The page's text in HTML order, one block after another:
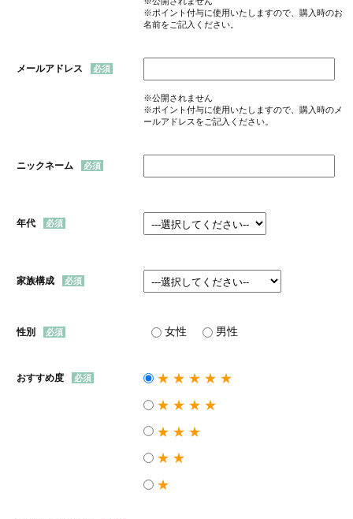
※ポイント付与に使用いたしますので、購入時のお
名前をご記入ください。
メールアドレス
※公開されません
※ポイント付与に使用いたしますので、購入時のメ
ールアドレスをご記入ください。
ニックネーム
年代
家族構成
性別 女性 男性
おすすめ度
★★★★★
★★★★
★★★
★★
★